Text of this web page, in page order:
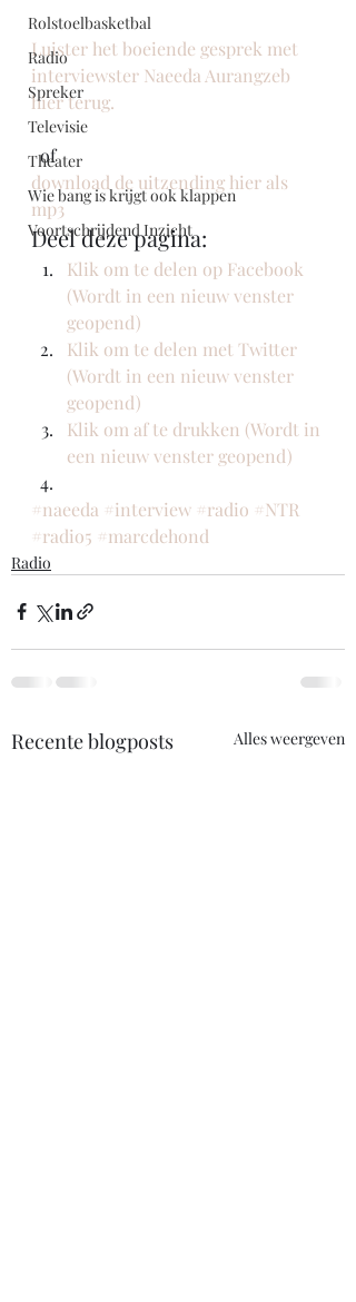
Rolstoelbasketbal
Radio
Spreker
Televisie
Theater
Wie bang is krijgt ook klappen
Voortschrijdend Inzicht
Luister het boeiende gesprek met
interviewster Naeeda Aurangzeb
hier terug.
of
download de uitzending hier als
mp3
Deel deze pagina:
Klik om te delen op Facebook
(Wordt in een nieuw venster
geopend)
Klik om te delen met Twitter
(Wordt in een nieuw venster
geopend)
Klik om af te drukken (Wordt in
een nieuw venster geopend)
#naeeda #interview #radio #NTR
#radio5 #marcdehond
Radio
Recente blogposts Alles weergeven